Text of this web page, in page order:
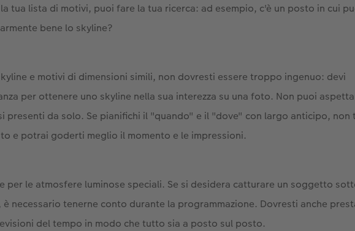
tua lista di motivi, puoi fare la tua ricerca: ad esempio, c'è un posto in cui
bene lo skyline?
e motivi di dimensioni simili, non dovresti essere troppo ingenuo: devi
per ottenere uno skyline nella sua interezza su una foto. Non puoi
presenti da solo. Se pianifichi il "quando" e il "dove" con largo anticipo, non
e potrai goderti meglio il momento e le impressioni.
per le atmosfere luminose speciali. Se si desidera catturare un soggetto
è necessario tenerne conto durante la programmazione. Dovresti anche
del tempo in modo che tutto sia a posto sul posto.